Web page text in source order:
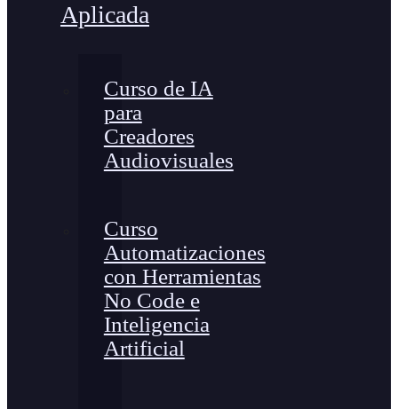
Aplicada
Curso de IA
para
Creadores
Audiovisuales
Curso
Automatizaciones
con Herramientas
No Code e
Inteligencia
Artificial